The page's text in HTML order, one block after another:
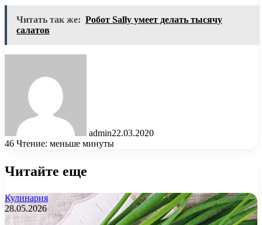
Читать так же: Робот Sally умеет делать тысячу
салатов
admin22.03.2020
46 Чтение: меньше минуты
Читайте еще
Кулинария
28.05.2026